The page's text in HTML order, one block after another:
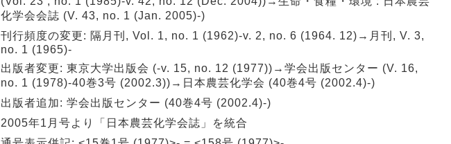
化学会会誌 (V. 43, no. 1 (Jan. 2005)-)
刊行頻度の変更: 隔月刊, Vol. 1, no. 1 (1962)-v. 2, no. 6 (1964. 12)→月刊, V. 3,
no. 1 (1965)-
出版者変更: 東京大学出版会 (-v. 15, no. 12 (1977))→学会出版センター (V. 16,
no. 1 (1978)-40巻3号 (2002.3))→日本農芸化学会 (40巻4号 (2002.4)-)
出版者追加: 学会出版センター (40巻4号 (2002.4)-)
2005年1月号より「日本農芸化学会誌」を統合